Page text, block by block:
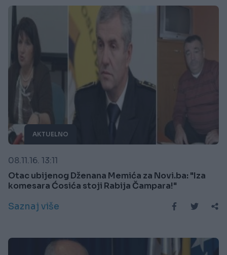
AKTUELNO
08.11.16. 13:11
Otac ubijenog Dženana Memića za Novi.ba: "Iza
komesara Ćosića stoji Rabija Čampara!"
Saznaj više